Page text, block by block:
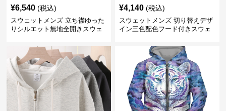
¥6,540 (税込)
スウェットメンズ 立ち襟ゆった
りシルエット無地全開きスウェ
¥4,140 (税込)
スウェットメンズ 切り替えデザ
イン三色配色フード付きスウェ